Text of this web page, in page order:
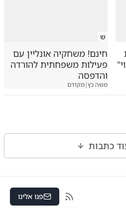
ש
חינם! משחקיה אונליין עם
פעילות משפחתית להורדה
והדפסה
משה כץ|מקודם
כתבות
RSS פנו אלינו